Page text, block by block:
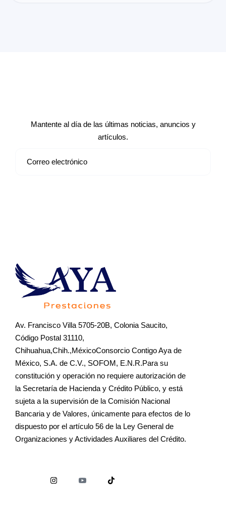
Mantente al día de las últimas noticias, anuncios y
artículos.
Av. Francisco Villa 5705-20B, Colonia Saucito,
Código Postal 31110,
Chihuahua,Chih.,MéxicoConsorcio Contigo Aya de
México, S.A. de C.V., SOFOM, E.N.R.Para su
constitución y operación no requiere autorización de
la Secretaría de Hacienda y Crédito Público, y está
sujeta a la supervisión de la Comisión Nacional
Bancaria y de Valores, únicamente para efectos de lo
dispuesto por el artículo 56 de la Ley General de
Organizaciones y Actividades Auxiliares del Crédito.